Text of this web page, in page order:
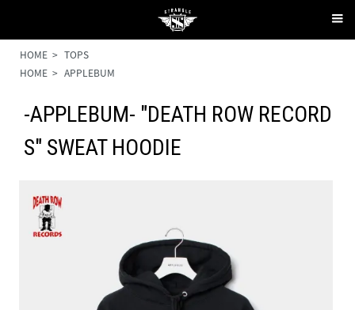
HOME > TOPS
HOME > APPLEBUM
-APPLEBUM- "DEATH ROW RECORD
S" SWEAT HOODIE